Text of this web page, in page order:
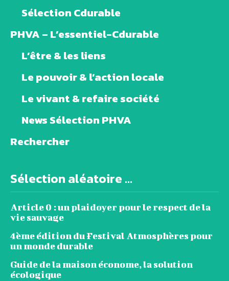
Sélection Cdurable
PHVA – L’essentiel-Cdurable
L’être & les liens
Le pouvoir & l’action locale
Le vivant & refaire société
News Sélection PHVA
Rechercher
Sélection aléatoire ...
Article 0 : un plaidoyer pour le respect de la
vie sauvage
4ème édition du Festival Atmosphères pour
un monde durable
Guide de la maison économe, la solution
écologique